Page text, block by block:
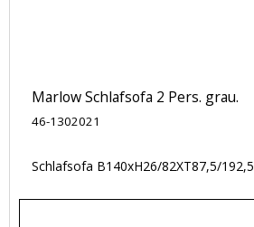
Marlow Schlafsofa 2 Pers. grau.
46-1302021
Schlafsofa B140xH26/82XT87,5/192,5